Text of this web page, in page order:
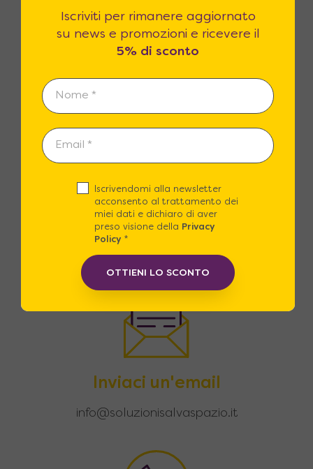
Contattaci
Siamo disponibili dal lunedì al sabato, dalle
9:00 alle 20.00, con ORARIO CONTINUATO
Assistenza
+39 06 22772112
Inviaci un'email
info@soluzionisalvaspazio.it
Iscriviti per rimanere aggiornato
su news e promozioni e ricevere il
5% di sconto
Iscrivendomi alla newsletter
acconsento al trattamento dei
miei dati e dichiaro di aver
preso visione della
Privacy
Policy*
OTTIENI LO SCONTO